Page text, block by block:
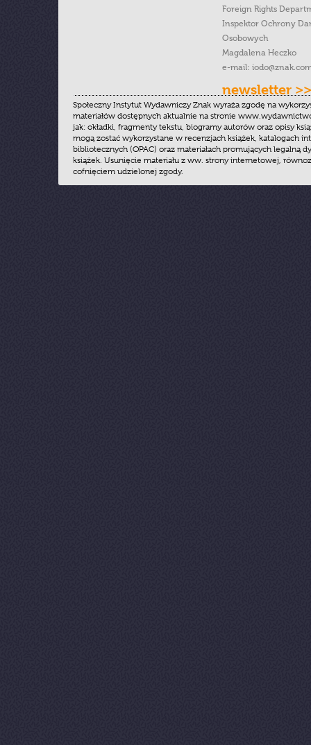
Foreign Rights
Inspektor Ochrony
Osobowych
Magdalena Heczko
e-mail:
newsletter >>
Społeczny Instytut Wydawniczy Znak wyraża zgodę na
materiałów dostępnych aktualnie na stronie
jak: okładki, fragmenty tekstu, biogramy autorów oraz opisy
mogą zostać wykorzystane w recenzjach książek, katalogach
bibliotecznych (OPAC) oraz materiałach promujących legalną
książek. Usunięcie materiału z ww. strony internetowej,
cofnięciem udzielonej zgody.